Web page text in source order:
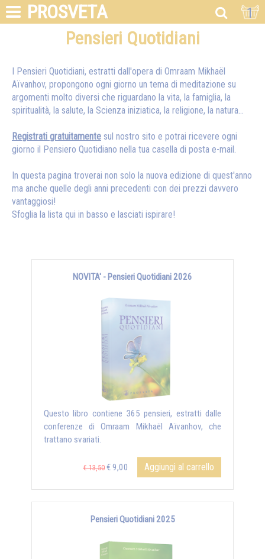
PROSVETA 1
Pensieri Quotidiani
I Pensieri Quotidiani, estratti dall'opera di Omraam Mikhaël
Aïvanhov, propongono ogni giorno un tema di meditazione su
argomenti molto diversi che riguardano la vita, la famiglia, la
spiritualità, la salute, la Scienza iniziatica, la religione, la natura…
Registrati gratuitamente sul nostro sito e potrai ricevere ogni
giorno il Pensiero Quotidiano nella tua casella di posta e-mail.
In questa pagina troverai non solo la nuova edizione di quest'anno
ma anche quelle degli anni precedenti con dei prezzi davvero
vantaggiosi!
Sfoglia la lista qui in basso e lasciati ispirare!
NOVITA' - Pensieri Quotidiani 2026
Questo libro contiene 365 pensieri, estratti dalle
conferenze di Omraam Mikhaël Aïvanhov, che
trattano svariati.
€ 13,50 € 9,00 Aggiungi al carrello
Pensieri Quotidiani 2025